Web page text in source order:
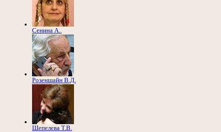
Сенина А..
Розеншайн В.Д.
Шепелева Т.В.